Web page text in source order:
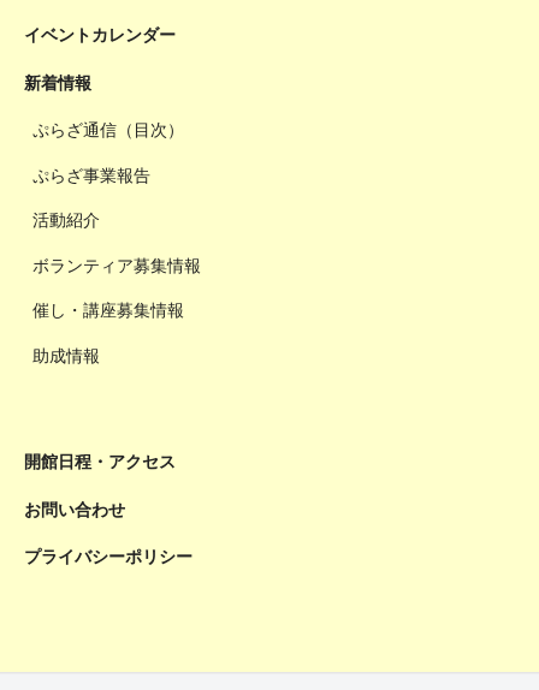
イベントカレンダー
新着情報
ぷらざ通信（目次）
ぷらざ事業報告
活動紹介
ボランティア募集情報
催し・講座募集情報
助成情報
開館日程・アクセス
お問い合わせ
プライバシーポリシー